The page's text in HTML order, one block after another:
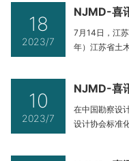
下简称《标准
年7月5日正式
DB32/T
18
2023/7
7月14日，江
年）江苏省土
题成功立项。
会对我院在该
院积极响应国
10
2023/7
在中国勘察设
设计协会标准